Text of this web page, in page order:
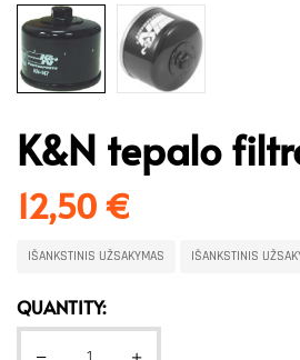
K&N tepalo
12,50€
IŠANKSTINIS UŽSAKYMAS IŠANKSTINIS
QUANTITY: